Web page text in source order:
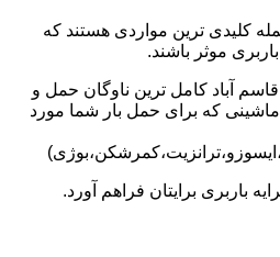
کلیدی ترین مواردی هستند که
موثر باشند.
آباد کامل ترین ناوگان حمل و
که برای حمل بار شما مورد
باربری برایتان فراهم آورد.